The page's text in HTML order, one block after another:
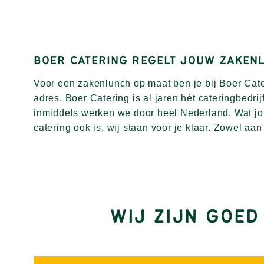
BOER CATERING REGELT JOUW
Voor een zakenlunch op maat ben je bij Boer
adres. Boer Catering is al jaren hét
inmiddels werken we door heel Nederland. Wat
catering ook is, wij staan voor je klaar. Zowel
vegetarische opties en diverse buffetten kunnen
bieden wij nog veel meer dan zakenlunch
volledige partyservice voor events zoals
WIJ ZIJN GOED